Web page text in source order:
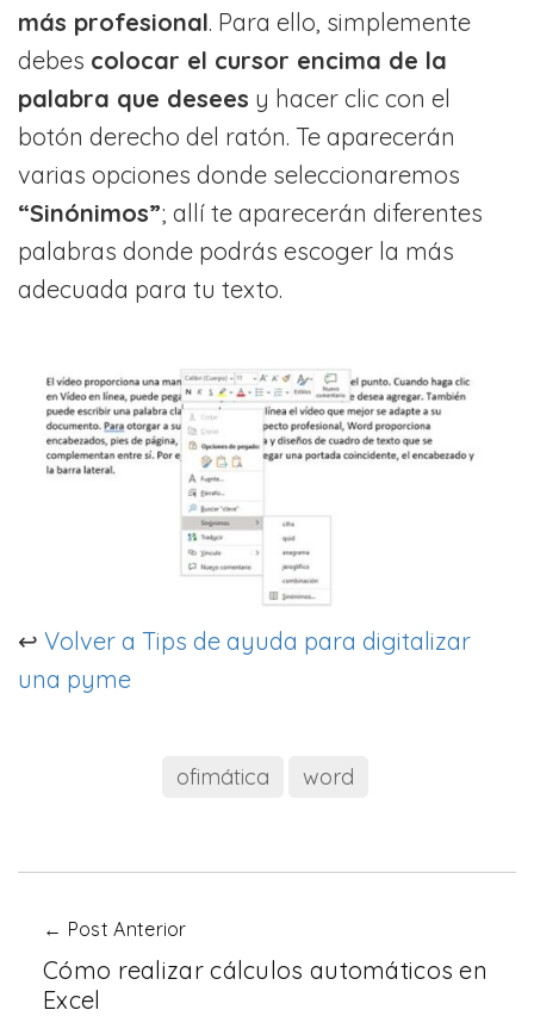
más profesional. Para ello, simplemente
debes colocar el cursor encima de la
palabra que desees y hacer clic con el
botón derecho del ratón. Te aparecerán
varias opciones donde seleccionaremos
“Sinónimos”; allí te aparecerán diferentes
palabras donde podrás escoger la más
adecuada para tu texto.
↩️ Volver a Tips de ayuda para digitalizar
una pyme
ofimática word
← Post Anterior
Cómo realizar cálculos automáticos en
Excel